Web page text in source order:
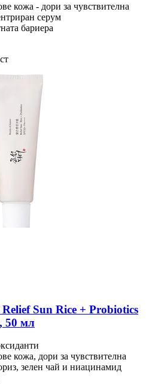
кожа - дори за чувствителна
серум
бариера
Relief Sun Rice + Probiotics
50 мл
кожа, дори за чувствителна
зелен чай и ниацинамид